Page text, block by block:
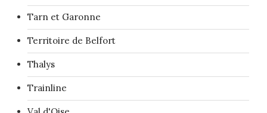
Tarn et Garonne
Territoire de Belfort
Thalys
Trainline